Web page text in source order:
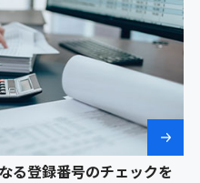
る登録番号のチェックを